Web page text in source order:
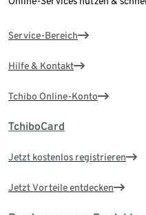
Service-Bereich
Hilfe & Kontakt
Tchibo Online-Konto
TchiboCard
Jetzt kostenlos registrieren
Jetzt Vorteile entdecken